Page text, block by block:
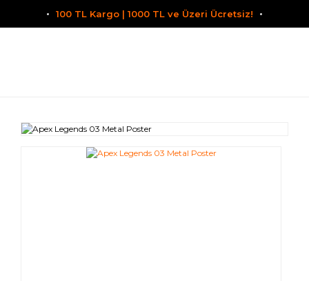
100 TL Kargo | 1000 TL ve Üzeri Ücretsiz!